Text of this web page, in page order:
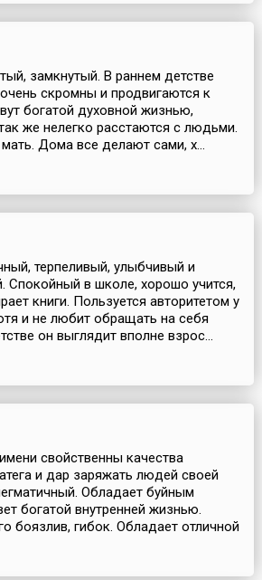
замкнутый. В раннем детстве
скромны и продвигаются к
богатой духовной жизнью,
же нелегко расстаются с людьми.
Дома все делают сами, х...
терпеливый, улыбчивый и
Спокойный в школе, хорошо учится,
книги. Пользуется авторитетом у
и не любит обращать на себя
он выглядит вполне взрос...
свойственны качества
и дар заряжать людей своей
Обладает буйным
богатой внутренней жизнью.
боязлив, гибок. Обладает отличной